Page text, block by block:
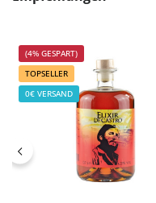
(4% GESPART)
TOPSELLER
0€ VERSAND